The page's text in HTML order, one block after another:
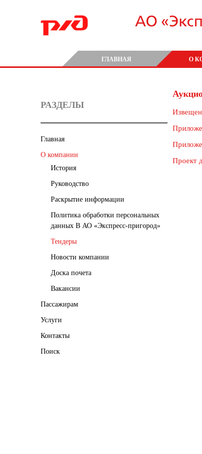
АО
ГЛАВНАЯ О
РАЗДЕЛЫ
Главная
О компании
История
Руководство
Раскрытие информации
Политика обработки персональных
данных В АО «Экспресс-пригород»
Тендеры
Новости компании
Доска почета
Вакансии
Пассажирам
Услуги
Контакты
Поиск
Проект